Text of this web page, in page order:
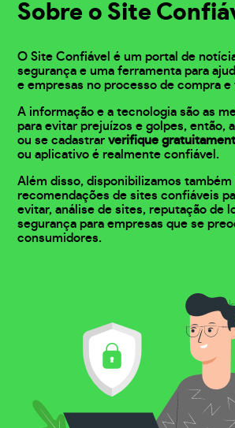
Sobre o Site
O Site Confiável é um portal de
segurança e uma ferramenta para
e empresas no processo de compra e
A informação e a tecnologia são as
para evitar prejuízos e golpes, então,
ou se cadastrarverifique
ou aplicativo é realmente confiável.
Além disso, disponibilizamos também
recomendações de sites confiáveis
evitar, análise de sites, reputação de
segurança para empresas que se
consumidores.